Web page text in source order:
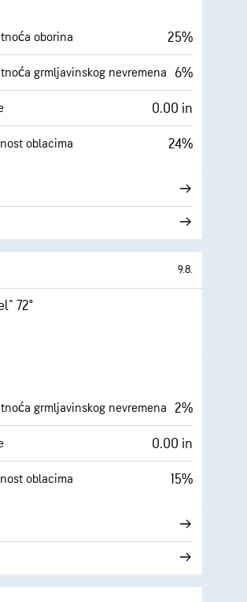
oborina 25%
grmljavinskog nevremena 6%
0.00 in
oblacima 24%
9.8.
72°
grmljavinskog nevremena 2%
0.00 in
oblacima 15%